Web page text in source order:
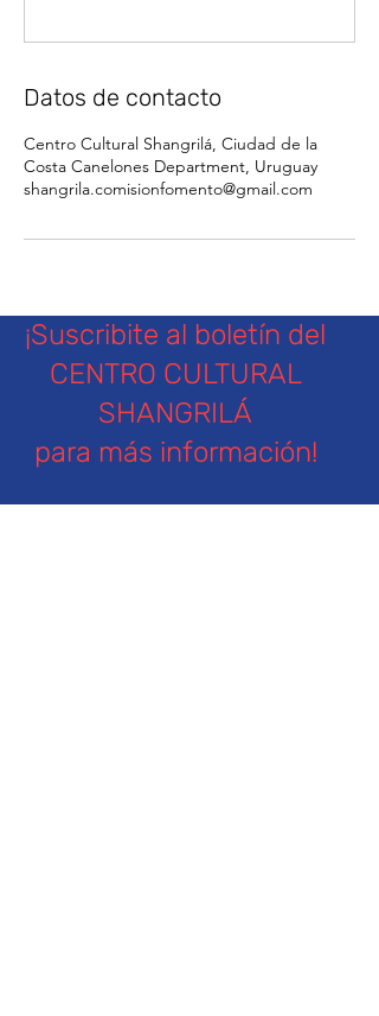
Datos de contacto
Centro Cultural Shangrilá, Ciudad de la
Costa Canelones Department, Uruguay
shangrila.comisionfomento@gmail.com
¡Suscribite al boletín del
CENTRO CULTURAL
SHANGRILÁ
para más información!